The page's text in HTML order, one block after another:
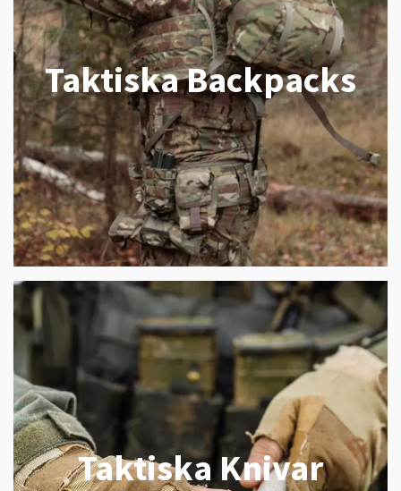
Taktiska Backpacks
Taktiska Knivar